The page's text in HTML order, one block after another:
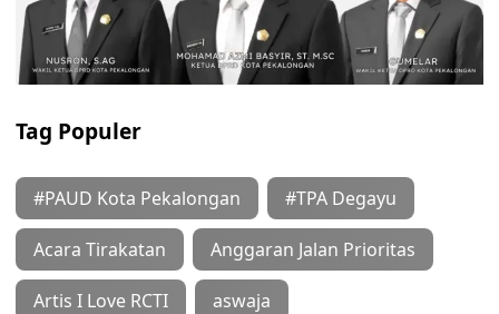
Tag Populer
#PAUD Kota Pekalongan #TPA Degayu
Acara Tirakatan Anggaran Jalan Prioritas
Artis I Love RCTI aswaja